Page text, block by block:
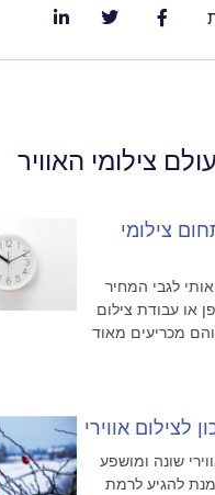
צילומי האוויר
צילומי
לגבי המחיר
או עבודת צילום
מכריעים מאוד
לצילום אווירי
שונה ומושפע
מנת להגיע לרמת